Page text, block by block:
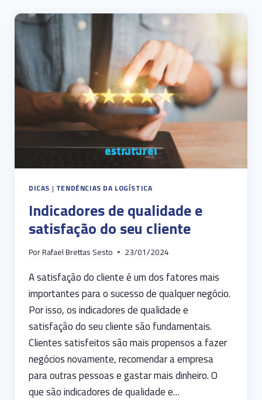
GUIA
ESSENCIAL
FUTURO
DO
SEU
NEGÓCIO
DICAS | TENDÊNCIAS DA LOGÍSTICA
Indicadores de qualidade e
satisfação do seu cliente
PorRafael Brettas Sesto 23/01/2024
A satisfação do cliente é um dos fatores mais
importantes para o sucesso de qualquer negócio.
Por isso, os indicadores de qualidade e
satisfação do seu cliente são fundamentais.
Clientes satisfeitos são mais propensos a fazer
negócios novamente, recomendar a empresa
para outras pessoas e gastar mais dinheiro. O
que são indicadores de qualidade e…